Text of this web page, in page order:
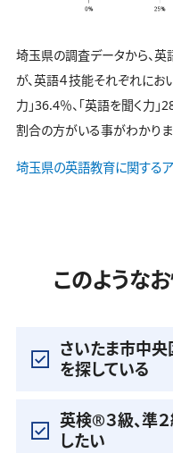
埼玉県の調査データから、
が、英語４技能それぞれにお
力」36.4％、「英語を聞く力
割合の方がいる事がわかりま
埼玉県の英語教育に関する
このような
さいたま市中央
を探している
英検®️３級、準２
したい